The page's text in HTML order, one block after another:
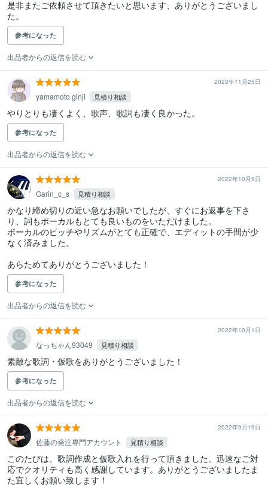
是非またご依頼させて頂きたいと思います、ありがとうございまし
た。
参考になった
出品者からの返信を読む
2022年11月25日
yamamoto ginji 見積り相談
やりとりも凄くよく、歌声、歌詞も凄く良かった。
参考になった
出品者からの返信を読む
2022年10月9日
Garin_c_s 見積り相談
かなり締め切りの近い急なお願いでしたが、すぐにお返事を下さ
り、詞もボーカルもとても良いものをいただけました。
ボーカルのピッチやリズムがとても正確で、エディットの手間が少
なく済みました。
あらためてありがとうございました！
参考になった
出品者からの返信を読む
2022年10月1日
なっちゃん93049 見積り相談
素敵な歌詞・仮歌をありがとうございました！
参考になった
出品者からの返信を読む
2022年9月19日
佐藤の発注専門アカウント 見積り相談
このたびは、歌詞作成と仮歌入れを行って頂きました。迅速なご対
応でクオリティも高く感謝しています。ありがとうございましたま
た宜しくお願い致します！